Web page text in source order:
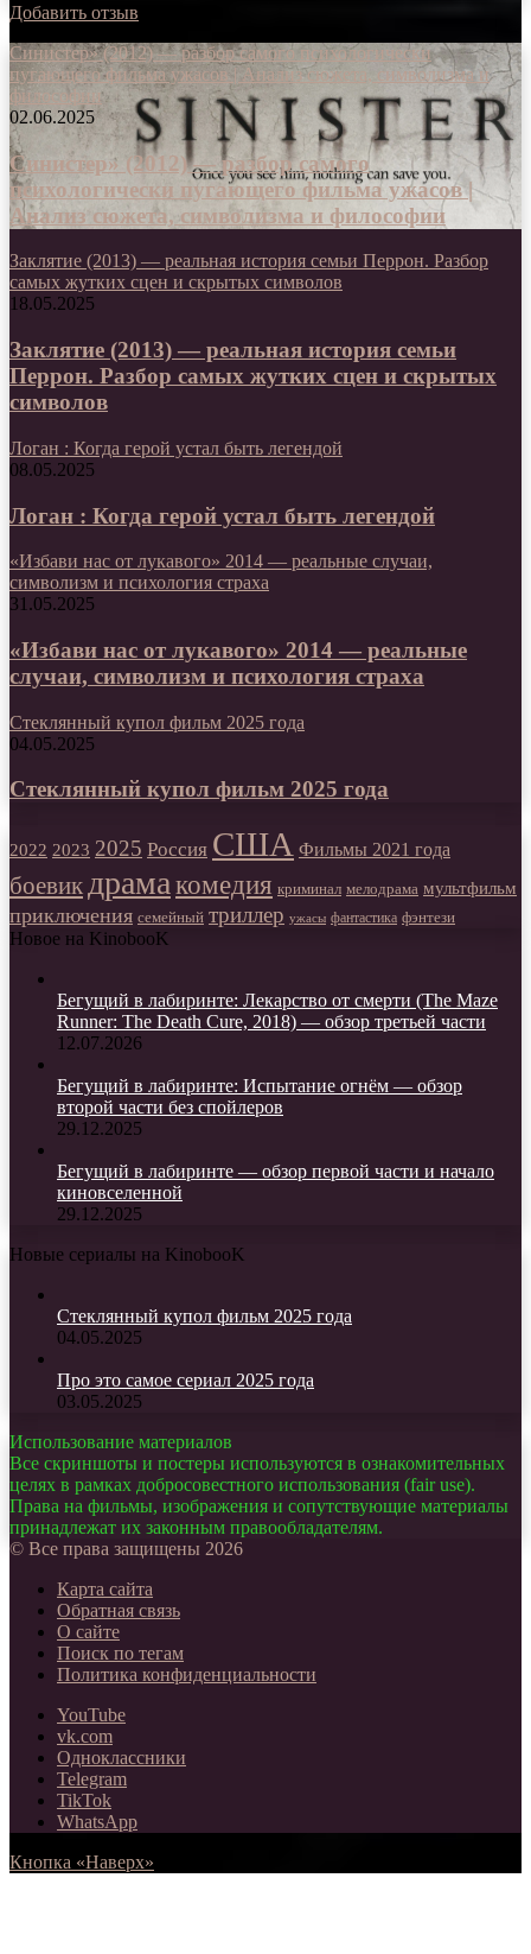
Добавить отзыв
Синистер» (2012) — разбор самого психологически
пугающего фильма ужасов | Анализ сюжета, символизма и
философии
02.06.2025
Синистер» (2012) — разбор самого
психологически пугающего фильма ужасов |
Анализ сюжета, символизма и философии
Заклятие (2013) — реальная история семьи Перрон. Разбор
самых жутких сцен и скрытых символов
18.05.2025
Заклятие (2013) — реальная история семьи
Перрон. Разбор самых жутких сцен и скрытых
символов
Логан : Когда герой устал быть легендой
08.05.2025
Логан : Когда герой устал быть легендой
«Избави нас от лукавого» 2014 — реальные случаи,
символизм и психология страха
31.05.2025
«Избави нас от лукавого» 2014 — реальные
случаи, символизм и психология страха
Стеклянный купол фильм 2025 года
04.05.2025
Стеклянный купол фильм 2025 года
2022 2023 2025 Россия США Фильмы 2021 года
боевик драма комедия криминал мелодрама мультфильм
приключения семейный триллер ужасы фантастика фэнтези
Новое на KinobooK
Бегущий в лабиринте: Лекарство от смерти (The Maze
Runner: The Death Cure, 2018) — обзор третьей части
12.07.2026
Бегущий в лабиринте: Испытание огнём — обзор
второй части без спойлеров
29.12.2025
Бегущий в лабиринте — обзор первой части и начало
киновселенной
29.12.2025
Новые сериалы на KinobooK
Стеклянный купол фильм 2025 года
04.05.2025
Про это самое сериал 2025 года
03.05.2025
Использование материалов
Все скриншоты и постеры используются в ознакомительных
целях в рамках добросовестного использования (fair use).
Права на фильмы, изображения и сопутствующие материалы
принадлежат их законным правообладателям.
© Все права защищены 2026
Карта сайта
Обратная связь
О сайте
Поиск по тегам
Политика конфиденциальности
YouTube
vk.com
Одноклассники
Telegram
TikTok
WhatsApp
Кнопка «Наверх»